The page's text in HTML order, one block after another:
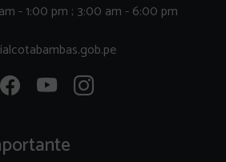
- 1:00 pm ; 3:00 am - 6:00 pm